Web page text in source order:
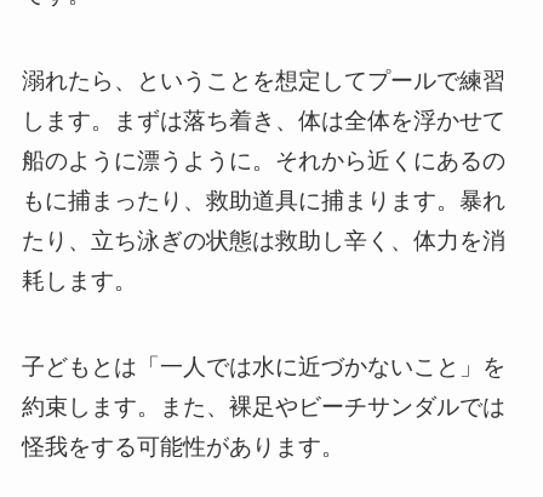
溺れたら、ということを想定してプールで練習
します。まずは落ち着き、体は全体を浮かせて
船のように漂うように。それから近くにあるの
もに捕まったり、救助道具に捕まります。暴れ
たり、立ち泳ぎの状態は救助し辛く、体力を消
耗します。
子どもとは「一人では水に近づかないこと」を
約束します。また、裸足やビーチサンダルでは
怪我をする可能性があります。